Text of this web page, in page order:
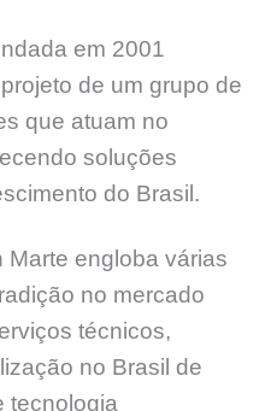
em 2001
de um grupo de
que atuam no
soluções
do Brasil.
Marte engloba várias
no mercado
técnicos,
no Brasil de
tecnologia